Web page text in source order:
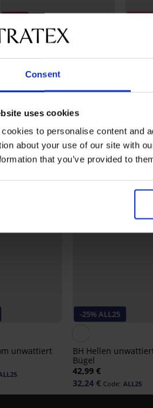
Consent
uses cookies
cookies to personalise content and
about your use of our site with
that you’ve provided to
Rabatt -50%
BH Perfect Lace II unwattiert
Plunge
17,50 €34,99 €
unwattiert
-25% ALL25
BH Hellen
Bügel
42,99 €
32,24 € Code: ALL25